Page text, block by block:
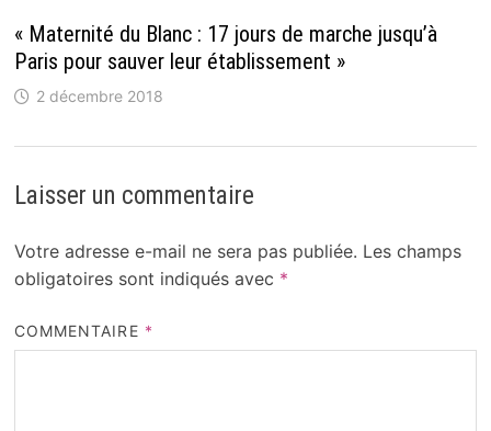
« Maternité du Blanc : 17 jours de marche jusqu’à
Paris pour sauver leur établissement »
2 décembre 2018
Laisser un commentaire
Votre adresse e-mail ne sera pas publiée. Les champs
obligatoires sont indiqués avec *
COMMENTAIRE *